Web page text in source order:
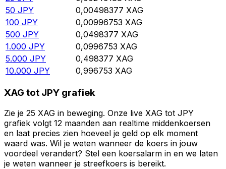
50 JPY 0,00498377 XAG
100 JPY 0,00996753 XAG
500 JPY 0,0498377 XAG
1.000 JPY 0,0996753 XAG
5.000 JPY 0,498377 XAG
10.000 JPY 0,996753 XAG
XAG tot JPY grafiek
Zie je 25 XAG in beweging. Onze live XAG tot JPY
grafiek volgt 12 maanden aan realtime middenkoersen
en laat precies zien hoeveel je geld op elk moment
waard was. Wil je weten wanneer de koers in jouw
voordeel verandert? Stel een koersalarm in en we laten
je weten wanneer je streefkoers is bereikt.